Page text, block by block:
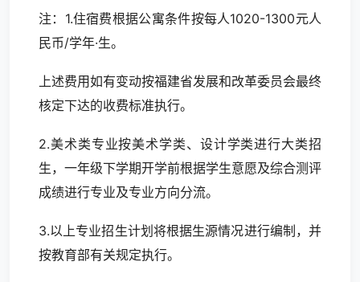
注：1.住宿费根据公寓条件按每人1020-1300元人
民币/学年·生。
上述费用如有变动按福建省发展和改革委员会最终
核定下达的收费标准执行。
2.美术类专业按美术学类、设计学类进行大类招
生，一年级下学期开学前根据学生意愿及综合测评
成绩进行专业及专业方向分流。
3.以上专业招生计划将根据生源情况进行编制，并
按教育部有关规定执行。